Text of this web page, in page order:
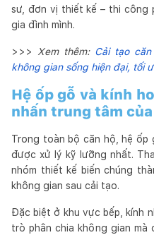
sư, đơn vị thiết kế – thi công
gia đình mình.
>>> Xem thêm: Cải tạo
không gian sống hiện đại, tối
Hệ ốp gỗ và kính
nhấn trung tâm
Trong toàn bộ căn hộ, hệ
được xử lý kỹ lưỡng nhất.
nhóm thiết kế biến chúng
không gian sau cải tạo.
Đặc biệt ở khu vực bếp, kính
trò phân chia không gian mà